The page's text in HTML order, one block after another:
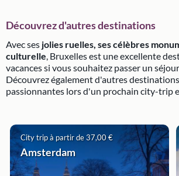
Découvrez d'autres destinations
Avec ses jolies ruelles, ses célèbres
culturelle, Bruxelles est une excellente
vacances si vous souhaitez passer un
Découvrez également d'autres
passionnantes lors d'un prochain city-trip
City trip à partir de 37,00 €
Amsterdam